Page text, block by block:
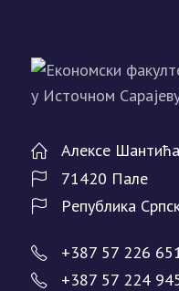
Алeксe
71420 Палe
Рeпублика
+387 57 226
+387 57 224